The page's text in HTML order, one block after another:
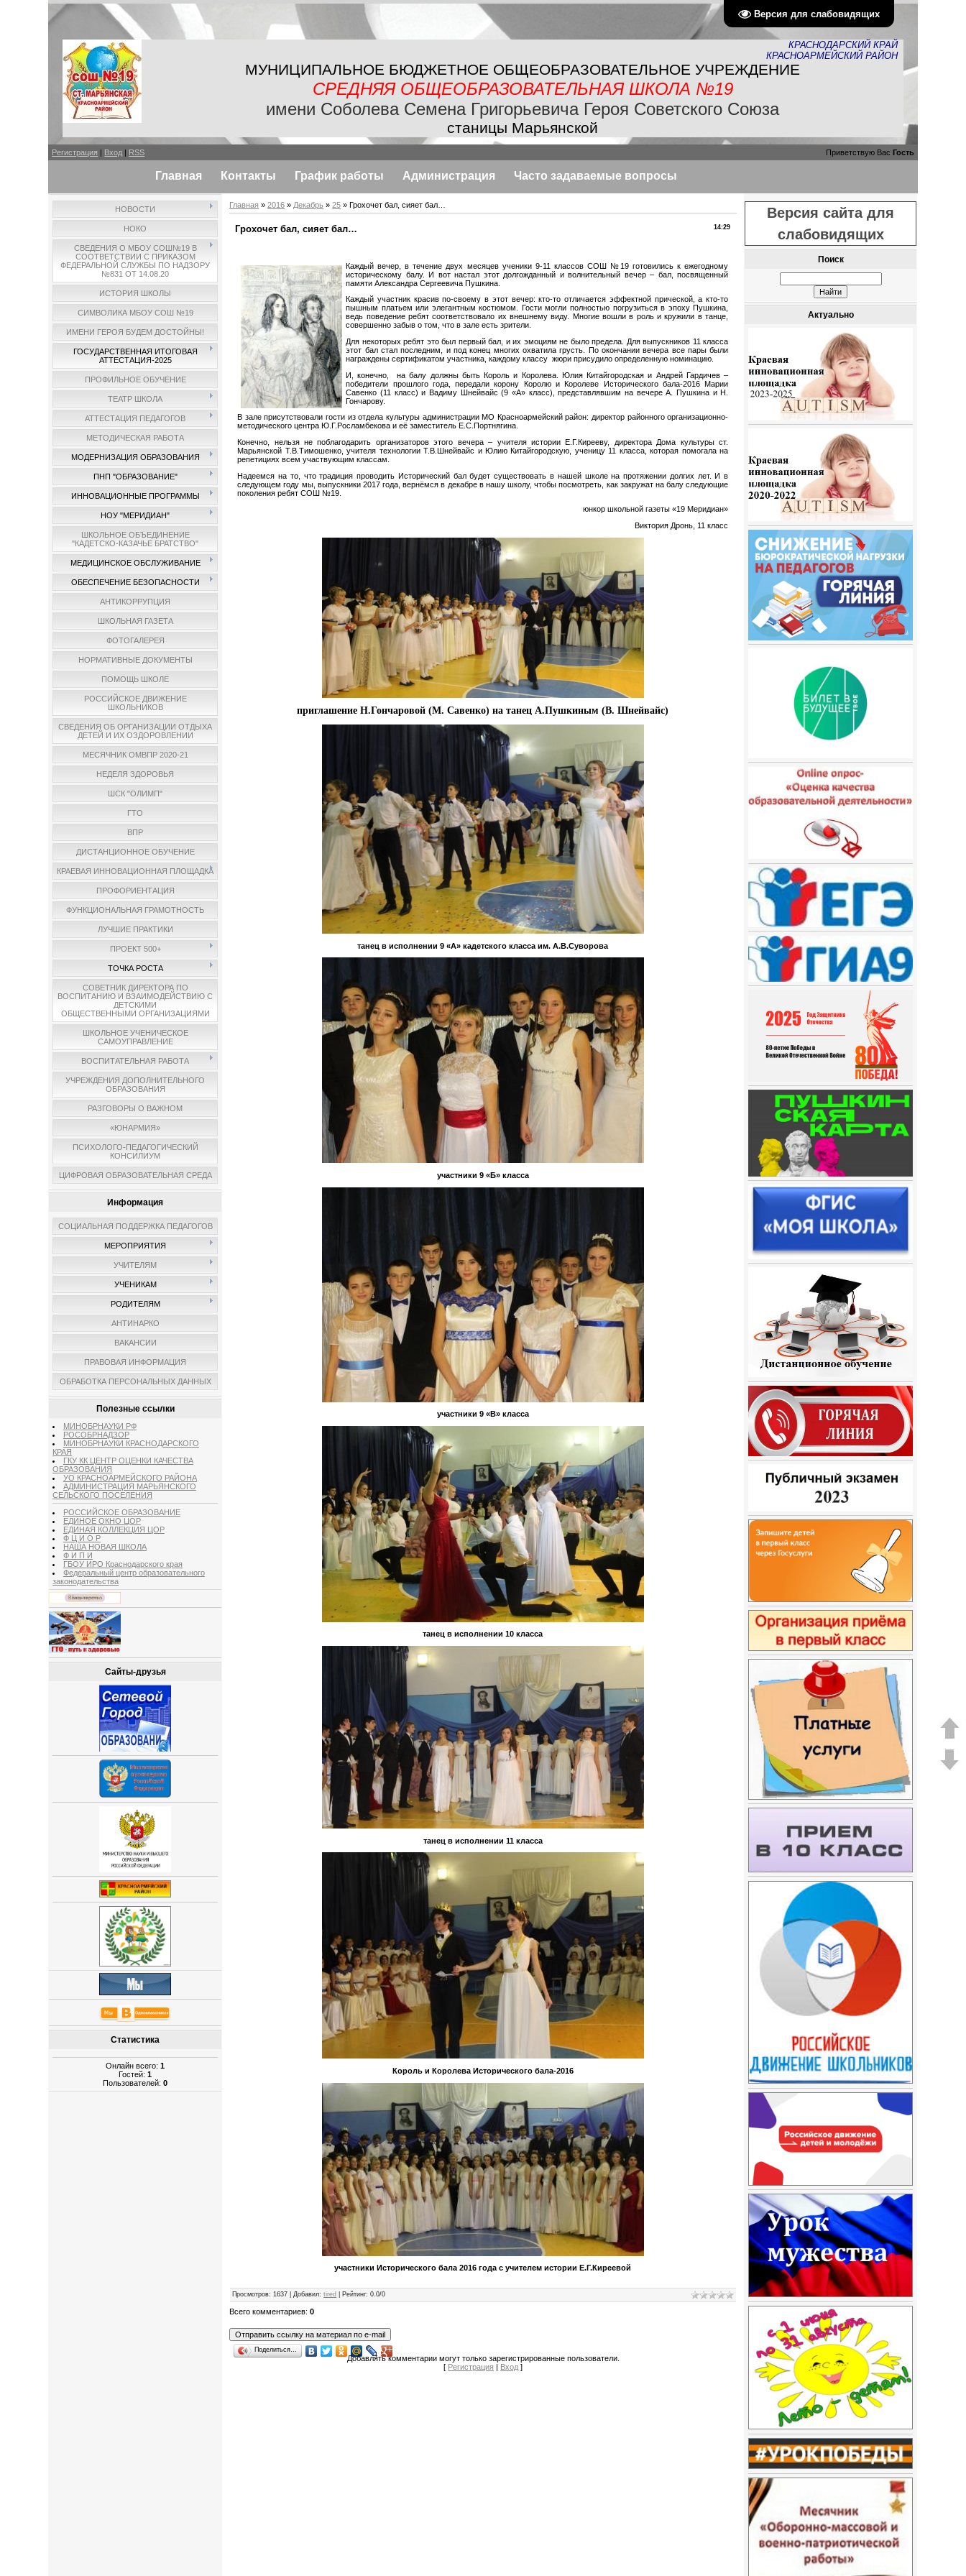
Версия для слабовидящих
КРАСНОДАРСКИЙ КРАЙ
КРАСНОАРМЕЙСКИЙ РАЙОН
МУНИЦИПАЛЬНОЕ БЮДЖЕТНОЕ ОБЩЕОБРАЗОВАТЕЛЬНОЕ УЧРЕЖДЕНИЕ
СРЕДНЯЯ ОБЩЕОБРАЗОВАТЕЛЬНАЯШКОЛА №19
имени Соболева Семена Григорьевича Героя Советского Союза
станицы Марьянской
Регистрация | Вход | RSS Приветствую Вас Гость
Главная Контакты График работы Администрация Часто задаваемые вопросы
НОВОСТИ
НОКО
СВЕДЕНИЯ О МБОУ СОШ№19 В
СООТВЕТСТВИИ С ПРИКАЗОМ
ФЕДЕРАЛЬНОЙ СЛУЖБЫ ПО НАДЗОРУ
№831 ОТ 14.08.20
ИСТОРИЯ ШКОЛЫ
СИМВОЛИКА МБОУ СОШ №19
ИМЕНИ ГЕРОЯ БУДЕМ ДОСТОЙНЫ!
ГОСУДАРСТВЕННАЯ ИТОГОВАЯ
АТТЕСТАЦИЯ-2025
ПРОФИЛЬНОЕ ОБУЧЕНИЕ
ТЕАТР ШКОЛА
АТТЕСТАЦИЯ ПЕДАГОГОВ
МЕТОДИЧЕСКАЯ РАБОТА
МОДЕРНИЗАЦИЯ ОБРАЗОВАНИЯ
ПНП "ОБРАЗОВАНИЕ"
ИННОВАЦИОННЫЕ ПРОГРАММЫ
НОУ "МЕРИДИАН"
ШКОЛЬНОЕ ОБЪЕДИНЕНИЕ
"КАДЕТСКО-КАЗАЧЬЕ БРАТСТВО"
МЕДИЦИНСКОЕ ОБСЛУЖИВАНИЕ
ОБЕСПЕЧЕНИЕ БЕЗОПАСНОСТИ
АНТИКОРРУПЦИЯ
ШКОЛЬНАЯ ГАЗЕТА
ФОТОГАЛЕРЕЯ
НОРМАТИВНЫЕ ДОКУМЕНТЫ
ПОМОЩЬ ШКОЛЕ
РОССИЙСКОЕ ДВИЖЕНИЕ
ШКОЛЬНИКОВ
СВЕДЕНИЯ ОБ ОРГАНИЗАЦИИ ОТДЫХА
ДЕТЕЙ И ИХ ОЗДОРОВЛЕНИИ
МЕСЯЧНИК ОМВПР 2020-21
НЕДЕЛЯ ЗДОРОВЬЯ
ШСК "ОЛИМП"
ГТО
ВПР
ДИСТАНЦИОННОЕ ОБУЧЕНИЕ
КРАЕВАЯ ИННОВАЦИОННАЯ ПЛОЩАДКА
ПРОФОРИЕНТАЦИЯ
ФУНКЦИОНАЛЬНАЯ ГРАМОТНОСТЬ
ЛУЧШИЕ ПРАКТИКИ
ПРОЕКТ 500+
ТОЧКА РОСТА
СОВЕТНИК ДИРЕКТОРА ПО
ВОСПИТАНИЮ И ВЗАИМОДЕЙСТВИЮ С
ДЕТСКИМИ
ОБЩЕСТВЕННЫМИ ОРГАНИЗАЦИЯМИ
ШКОЛЬНОЕ УЧЕНИЧЕСКОЕ
САМОУПРАВЛЕНИЕ
ВОСПИТАТЕЛЬНАЯ РАБОТА
УЧРЕЖДЕНИЯ ДОПОЛНИТЕЛЬНОГО
ОБРАЗОВАНИЯ
РАЗГОВОРЫ О ВАЖНОМ
«ЮНАРМИЯ»
ПСИХОЛОГО-ПЕДАГОГИЧЕСКИЙ
КОНСИЛИУМ
ЦИФРОВАЯ ОБРАЗОВАТЕЛЬНАЯ СРЕДА
Информация
СОЦИАЛЬНАЯ ПОДДЕРЖКА ПЕДАГОГОВ
МЕРОПРИЯТИЯ
УЧИТЕЛЯМ
УЧЕНИКАМ
РОДИТЕЛЯМ
АНТИНАРКО
ВАКАНСИИ
ПРАВОВАЯ ИНФОРМАЦИЯ
ОБРАБОТКА ПЕРСОНАЛЬНЫХ ДАННЫХ
Полезные ссылки
МИНОБРНАУКИ РФ
РОСОБРНАДЗОР
МИНОБРНАУКИ КРАСНОДАРСКОГО
КРАЯ
ГКУ КК ЦЕНТР ОЦЕНКИ КАЧЕСТВА
ОБРАЗОВАНИЯ
УО КРАСНОАРМЕЙСКОГО РАЙОНА
АДМИНИСТРАЦИЯ МАРЬЯНСКОГО
СЕЛЬСКОГО ПОСЕЛЕНИЯ
РОССИЙСКОЕ ОБРАЗОВАНИЕ
ЕДИНОЕ ОКНО ЦОР
ЕДИНАЯ КОЛЛЕКЦИЯ ЦОР
Ф Ц И О Р
НАША НОВАЯ ШКОЛА
Ф И П И
ГБОУ ИРО Краснодарского края
Федеральный центр образовательного
законодательства
Сайты-друзья
Статистика
Онлайн всего:1
Гостей:1
Пользователей:0
Главная »2016 » Декабрь » 25 » Грохочет бал, сияет бал…
14:29
Грохочет бал, сияет бал…
Каждый вечер, в течение двух месяцев ученики 9-11 классов СОШ №19 готовились к ежегодному
историческому балу. И вот настал этот долгожданный и волнительный вечер – бал, посвященный
памяти Александра Сергеевича Пушкина.
Каждый участник красив по-своему в этот вечер: кто-то отличается эффектной прической, а кто-то
пышным платьем или элегантным костюмом. Гости могли полностью погрузиться в эпоху Пушкина,
ведь поведение ребят соответствовало их внешнему виду. Многие вошли в роль и кружили в танце,
совершенно забыв о том, что в зале есть зрители.
Для некоторых ребят это был первый бал, и их эмоциям не было предела. Для выпускников 11 класса
этот бал стал последним, и под конец многих охватила грусть. По окончании вечера все пары были
награждены сертификатом участника, каждому классу жюри присудило определенную номинацию.
И, конечно, на балу должны быть Король и Королева. Юлия Китайгородская и Андрей Гардичев –
победители прошлого года, передали корону Королю и Королеве Исторического бала-2016 Марии
Савенко (11 класс) и Вадиму Шнейвайс (9 «А» класс), представлявшим на вечере А. Пушкина и Н.
Гончарову.
В зале присутствовали гости из отдела культуры администрации МО Красноармейский район: директор районного организационно-
методического центра Ю.Г.Росламбекова и её заместитель Е.С.Портнягина.
Конечно, нельзя не поблагодарить организаторов этого вечера – учителя истории Е.Г.Кирееву, директора Дома культуры ст.
Марьянской Т.В.Тимошенко, учителя технологии Т.В.Шнейвайс и Юлию Китайгородскую, ученицу 11 класса, которая помогала на
репетициях всем участвующим классам.
Надеемся на то, что традиция проводить Исторический бал будет существовать в нашей школе на протяжении долгих лет. И в
следующем году мы, выпускники 2017 года, вернёмся в декабре в нашу школу, чтобы посмотреть, как закружат на балу следующие
поколения ребят СОШ №19.
юнкор школьной газеты «19 Меридиан»
Виктория Дронь, 11 класс
приглашение Н.Гончаровой (М. Савенко) на танец А.Пушкиным (В. Шнейвайс)
танец в исполнении 9 «А» кадетского класса им. А.В.Суворова
участники 9 «Б» класса
участники 9 «В» класса
танец в исполнении 10 класса
танец в исполнении 11 класса
Король и Королева Исторического бала-2016
участники Исторического бала 2016 года с учителем истории Е.Г.Киреевой
Просмотров: 1637 | Добавил:tired Рейтинг:0.0/0
Всего комментариев:0
Поделиться…
Добавлять комментарии могут только зарегистрированные пользователи.
[ Регистрация | Вход ]
Версия сайта для
слабовидящих
Поиск
Актуально